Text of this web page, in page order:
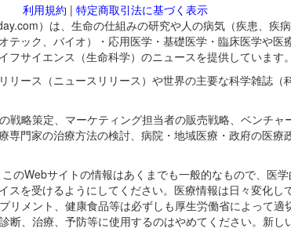
利用規約 | 特定商取引法に基づく表示
）は、生命の仕組みの研究や人の病気（疾患、疾
ック、バイオ）・応用医学・基礎医学・臨床医学や
サイエンス（生命科学）のニュースを提供しています
ース（ニュースリリース）や世界の主要な科学雑誌
戦略策定、マーケティング担当者の販売戦略、ベンチ
門家の治療方法の検討、病院・地域医療・政府の医
のWebサイトの情報はあくまでも一般的なもので、医
スを受けるようにしてください。医療情報は日々変化
リメント、健康食品等は必ずしも厚生労働省によって
、治療、予防等に使用するのはやめてください。新